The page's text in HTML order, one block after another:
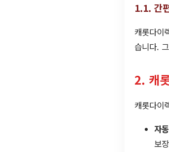
1.1. 간
캐롯다이
습니다.
2. 캐
캐롯다이
자
보